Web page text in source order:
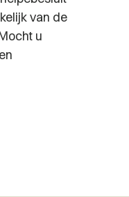
van de
u